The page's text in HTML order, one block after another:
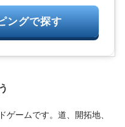
ームです。道、開拓地、